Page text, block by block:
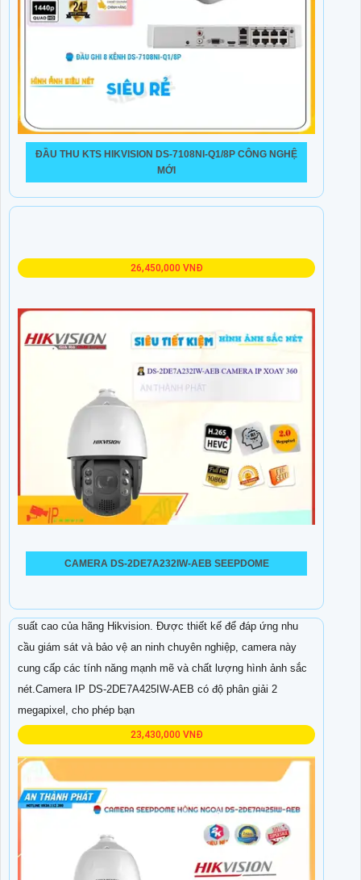
ĐẦU THU KTS HIKVISION DS-7108NI-Q1/8P CÔNG NGHỆ
MỚI
CAMERA DS-2DE7A232IW-AEB SEEPDOME
26,450,000 VNĐ
23,430,000 VNĐ
suất cao của hãng Hikvision. Được thiết kế để đáp ứng nhu
cầu giám sát và bảo vệ an ninh chuyên nghiệp, camera này
cung cấp các tính năng mạnh mẽ và chất lượng hình ảnh sắc
nét.Camera IP DS-2DE7A425IW-AEB có độ phân giải 2
megapixel, cho phép bạn